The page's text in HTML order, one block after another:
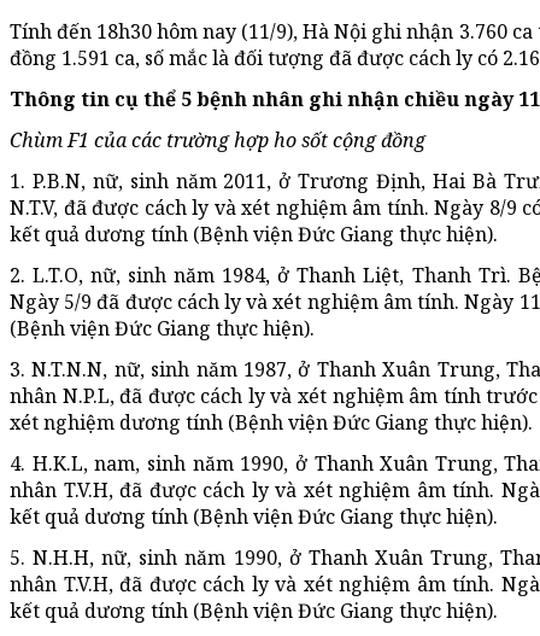
Tính đến 18h30 hôm nay (11/9), Hà Nội ghi nhận 3.760
đồng 1.591 ca, số mắc là đối tượng đã được cách ly có
Thông tin cụ thể 5 bệnh nhân ghi nhận chiều ngày
Chùm F1 của các trường hợp ho sốt cộng đồng
1. P.B.N, nữ, sinh năm 2011, ở Trương Định, Hai Bà
N.T.V, đã được cách ly và xét nghiệm âm tính. Ngày 8/9
kết quả dương tính (Bệnh viện Đức Giang thực hiện).
2. L.T.O, nữ, sinh năm 1984, ở Thanh Liệt, Thanh Trì.
Ngày 5/9 đã được cách ly và xét nghiệm âm tính. Ngày
(Bệnh viện Đức Giang thực hiện).
3. N.T.N.N, nữ, sinh năm 1987, ở Thanh Xuân Trung,
nhân N.P.L, đã được cách ly và xét nghiệm âm tính
xét nghiệm dương tính (Bệnh viện Đức Giang thực hiện).
4. H.K.L, nam, sinh năm 1990, ở Thanh Xuân Trung,
nhân T.V.H, đã được cách ly và xét nghiệm âm tính.
kết quả dương tính (Bệnh viện Đức Giang thực hiện).
5. N.H.H, nữ, sinh năm 1990, ở Thanh Xuân Trung,
nhân T.V.H, đã được cách ly và xét nghiệm âm tính.
kết quả dương tính (Bệnh viện Đức Giang thực hiện).